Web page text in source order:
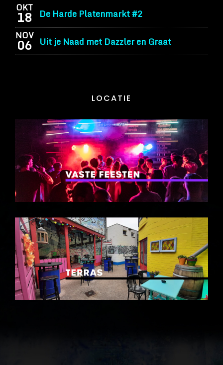
OKT
18 De Harde Platenmarkt #2
NOV
06 Uit je Naad met Dazzler en Graat
LOCATIE